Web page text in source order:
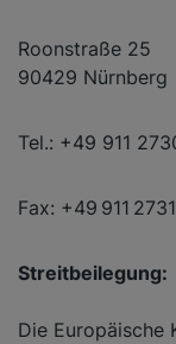
Roonstraße 25
90429 Nürnberg
Tel.: +49 911
Fax: +49 911
Streitbeilegung:
Die Europäische